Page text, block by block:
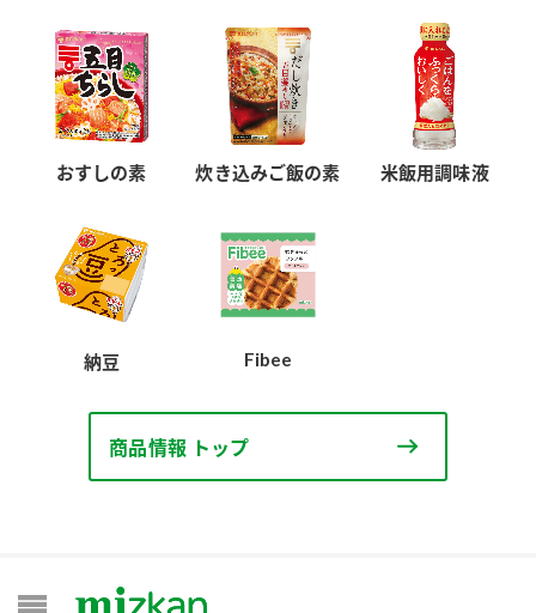
おすしの素 炊き込みご飯の素 米飯用調味液
納豆 Fibee
商品情報 トップ